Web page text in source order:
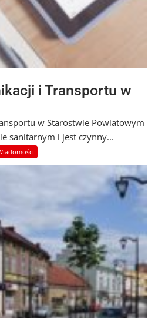
i Transportu w
w Starostwie Powiatowym
sanitarnym i jest czynny...